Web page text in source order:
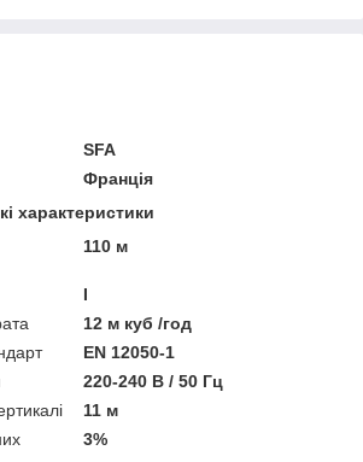
SFA
Франція
характеристики
110 м
I
12 м куб /год
EN 12050-1
220-240 B / 50 Гц
11 м
3%